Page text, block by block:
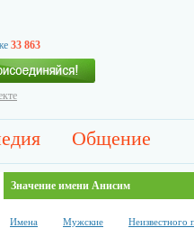
33 863
Общение
Значение имени Анисим
Имена Мужские Неизвестного